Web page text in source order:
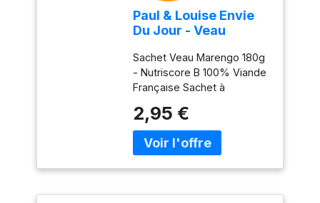
Paul & Louise Envie
Du Jour - Veau
Sachet micro
ondable - Prêt en 2
min - À combiner
avec nos sachets
d'accompagnements
- Légumineuses ou
Céréales
Sachet Veau Marengo 180g
- Nutriscore B 100% Viande
Française Sachet à
sachets
d'accompagnements
"ENVIE DU JOUR". Avec les
réaliser 100 plats différents.
2,95 €